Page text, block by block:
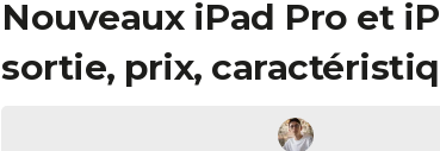
Nouveaux iPad Pro et
sortie, prix,